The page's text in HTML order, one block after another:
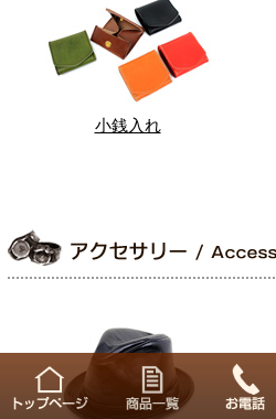
小銭入れ